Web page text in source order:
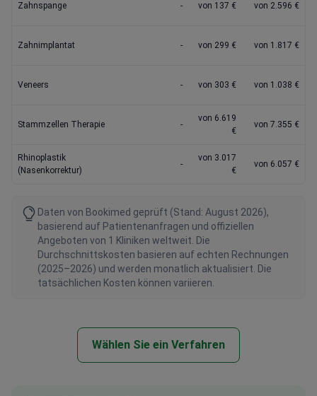
Zahnspange - von 137 € von 2.596 €
Zahnimplantat - von 299 € von 1.817 €
Veneers - von 303 € von 1.038 €
Stammzellen Therapie -
von 6.619
€
von 7.355 €
Rhinoplastik
(Nasenkorrektur)
-
von 3.017
€
von 6.057 €
Daten von Bookimed geprüft (Stand: August 2026),
basierend auf Patientenanfragen und offiziellen
Angeboten von 1 Kliniken weltweit. Die
Durchschnittskosten basieren auf echten Rechnungen
(2025–2026) und werden monatlich aktualisiert. Die
tatsächlichen Kosten können variieren.
Wählen Sie ein Verfahren